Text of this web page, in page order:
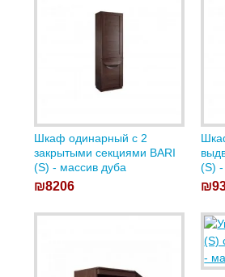
Шкаф одинарный с 2
закрытыми секциями BARI
(S) - массив дуба
₪8206
(S)